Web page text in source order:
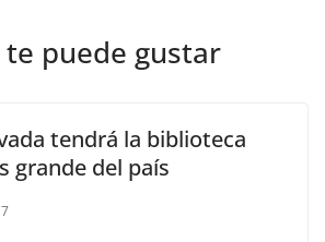
puede gustar
tendrá la biblioteca
grande del país